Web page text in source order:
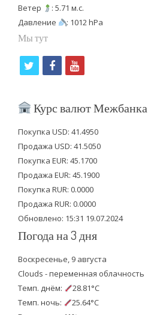
Ветер
: 5.71 м.с.
Давление
: 1012 hPa
Мы тут
i
t
e
r
f
c
b
o
o
k
y
u
u
b
e
Курс валют Межбанка
Покупка USD: 41.4950
Продажа USD: 41.5050
Покупка EUR: 45.1700
Продажа EUR: 45.1900
Покупка RUR: 0.0000
Продажа RUR: 0.0000
Обновлено: 15:31 19.07.2024
Погода на 3 дня
Воскресенье, 9 августа
Clouds - переменная облачность
Темп. днём:
28.81°C
Темп. ночь:
25.64°C